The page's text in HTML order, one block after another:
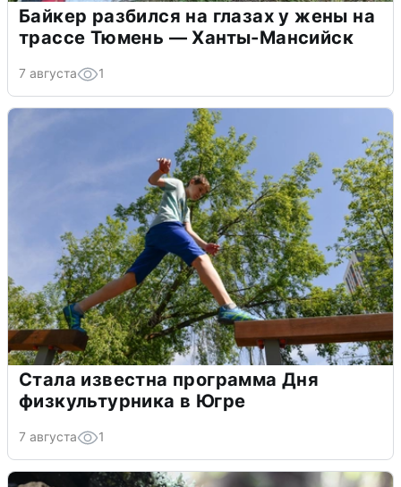
Байкер разбился на глазах у жены на
трассе Тюмень — Ханты-Мансийск
7 августа 1
Стала известна программа Дня
физкультурника в Югре
7 августа 1